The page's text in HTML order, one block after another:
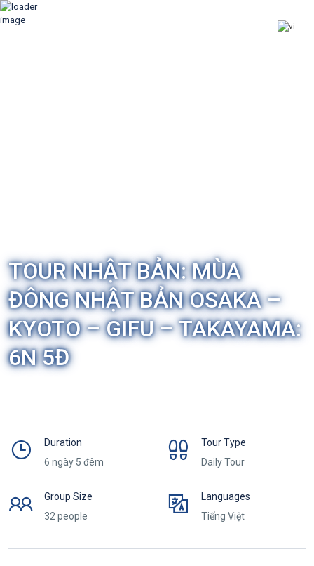
TOUR NHẬT BẢN: MÙA
ĐÔNG NHẬT BẢN OSAKA –
KYOTO – GIFU – TAKAYAMA:
6N 5Đ
Duration
6 ngày 5 đêm
Tour Type
Daily Tour
Group Size
32 people
Languages
Tiếng Việt